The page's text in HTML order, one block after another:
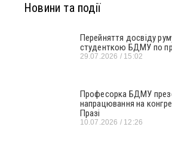
Новини та події
Перейняття досвіду
студенткою БДМУ по
29.07.2026 15:02
Професорка БДМУ
напрацювання на
Празі
10.07.2026 12:26